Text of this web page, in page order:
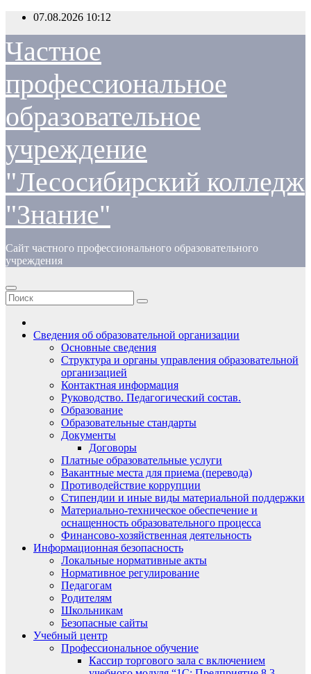
Перейти
содержимому
07.08.2026 10:12
Частное
профессиональное
образовательное
учреждение
"Лесосибирский колледж
"Знание"
Сайт частного профессионального образовательного
учреждения
Сведения об образовательной организации
Основные сведения
Структура и органы управления образовательной
организацией
Контактная информация
Руководство. Педагогический состав.
Образование
Образовательные стандарты
Документы
Договоры
Платные образовательные услуги
Вакантные места для приема (перевода)
Противодействие коррупции
Стипендии и иные виды материальной поддержки
Материально-техническое обеспечение и
оснащенность образовательного процесса
Финансово-хозяйственная деятельность
Информационная безопасность
Локальные нормативные акты
Нормативное регулирование
Педагогам
Родителям
Школьникам
Безопасные сайты
Учебный центр
Профессиональное обучение
Кассир торгового зала с включением